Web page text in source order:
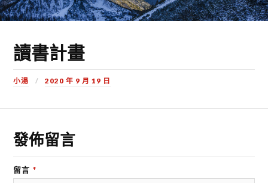
讀書計畫
小湯 2020 年 9 月 19 日
發佈留言
留言 *